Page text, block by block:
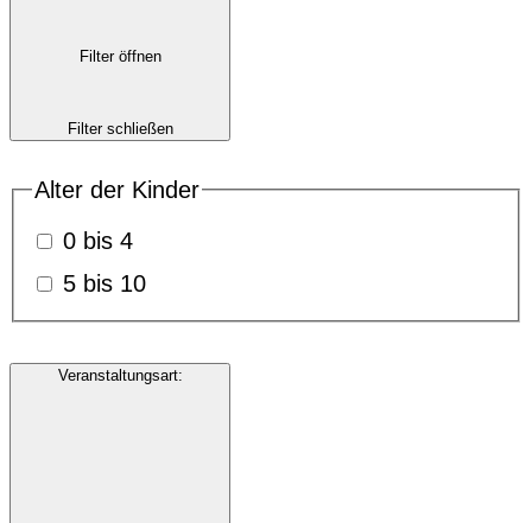
Filter öffnen
Filter schließen
Alter der Kinder
0 bis 4
5 bis 10
Veranstaltungsart: